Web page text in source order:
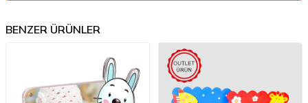
BENZER ÜRÜNLER